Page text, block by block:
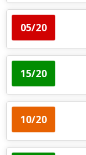
05/20
15/20
10/20